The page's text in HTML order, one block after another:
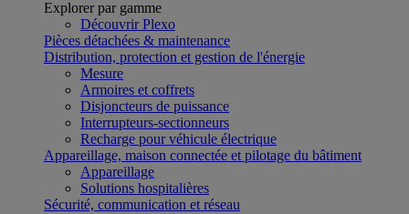
Explorer par gamme
Découvrir Plexo
Pièces détachées & maintenance
Distribution, protection et gestion de l'énergie
Mesure
Armoires et coffrets
Disjoncteurs de puissance
Interrupteurs-sectionneurs
Recharge pour véhicule électrique
Appareillage, maison connectée et pilotage du bâtiment
Appareillage
Solutions hospitalières
Sécurité, communication et réseau